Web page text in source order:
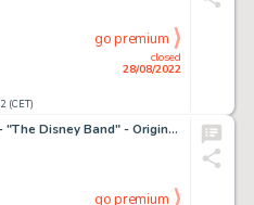
(CET)
closed
28/08/2022
go premium
Jumbo Puzzles - "The Disney Band" - Original airbrushed gouache painting by Mark de Jonge - with original box and pencil template - Exemplaire unique - (1988)
go premium